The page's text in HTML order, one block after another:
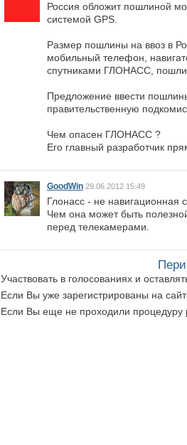
Россия обложит пошлиной
системой GPS.
Размер пошлины на ввоз в
мобильный телефон,
спутниками ГЛОНАСС,
Предложение ввести
правительственную
Чем опасен ГЛОНАСС ?
Его главный разработчик
GoodWin 29.06.2012 15:49
Глонасс - не навигационная
Чем она может быть
перед телекамерами.
Участвовать в голосованиях и
Если Вы уже зарегистрированы на
Если Вы еще не проходили процедуру